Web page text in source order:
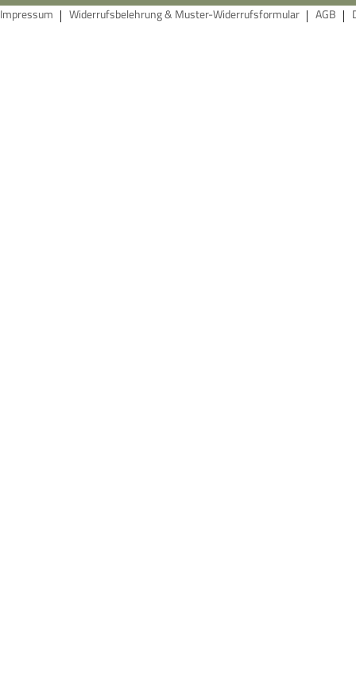
Impressum Widerrufsbelehrung & Muster-Widerrufsformular AGB